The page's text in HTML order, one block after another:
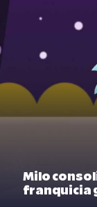
Milo
franquicia